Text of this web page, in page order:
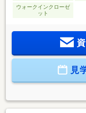
ウォークインクローゼ
ット
見